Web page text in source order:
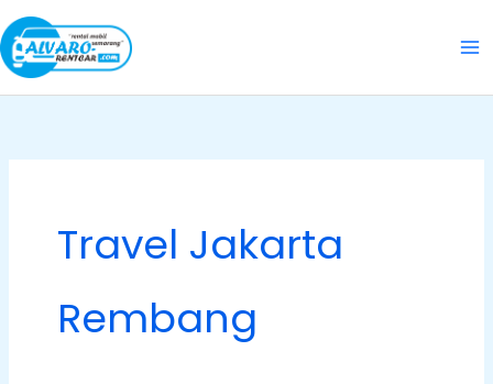
Skip
to
content
Travel Jakarta
Rembang